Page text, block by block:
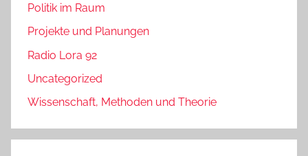
Politik im Raum
Projekte und Planungen
Radio Lora 92
Uncategorized
Wissenschaft, Methoden und Theorie